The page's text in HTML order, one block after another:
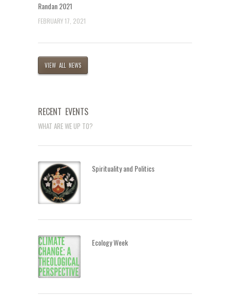
Randan 2021
FEBRUARY 17, 2021
VIEW ALL NEWS
RECENT EVENTS
WHAT ARE WE UP TO?
Spirituality and Politics
Ecology Week